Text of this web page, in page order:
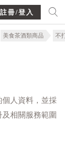
註冊/登入
美食茶酒類商品 不
個人資料，並採
相關服務範圍